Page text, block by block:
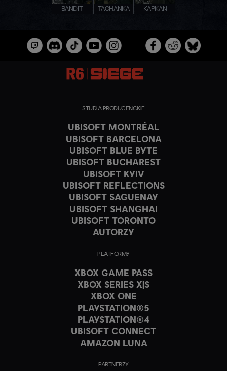
BANDIT TACHANKA KAPKAN
STUDIA PRODUCENCKIE
UBISOFT MONTRÉAL
UBISOFT BARCELONA
UBISOFT BLUE BYTE
UBISOFT BUCHAREST
UBISOFT KYIV
UBISOFT REFLECTIONS
UBISOFT SAGUENAY
UBISOFT SHANGHAI
UBISOFT TORONTO
AUTORZY
PLATFORMY
XBOX GAME PASS
XBOX SERIES X|S
XBOX ONE
PLAYSTATION®5
PLAYSTATION®4
UBISOFT CONNECT
AMAZON LUNA
PARTNERZY